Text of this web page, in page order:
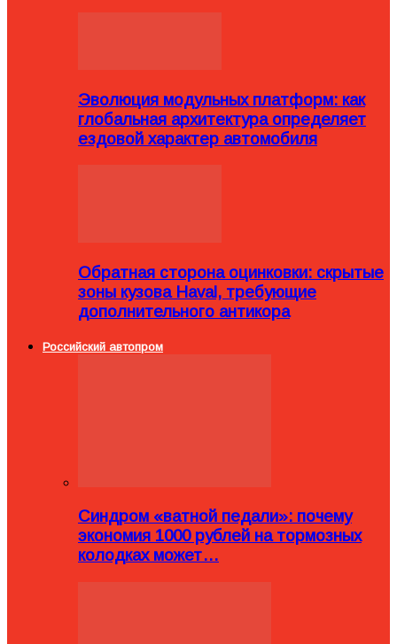
Эволюция модульных платформ: как
глобальная архитектура определяет
ездовой характер автомобиля
Обратная сторона оцинковки: скрытые
зоны кузова Haval, требующие
дополнительного антикора
Российский автопром
Синдром «ватной педали»: почему
экономия 1000 рублей на тормозных
колодках может…